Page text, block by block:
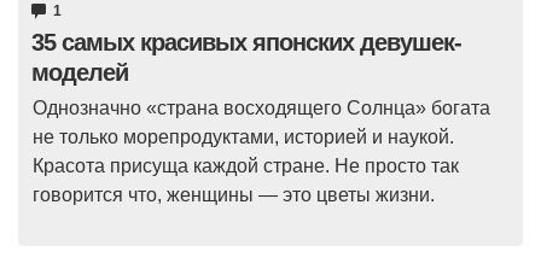
1
35 самых красивых японских девушек-
моделей
Однозначно «страна восходящего Солнца» богата
не только морепродуктами, историей и наукой.
Красота присуща каждой стране. Не просто так
говорится что, женщины — это цветы жизни.